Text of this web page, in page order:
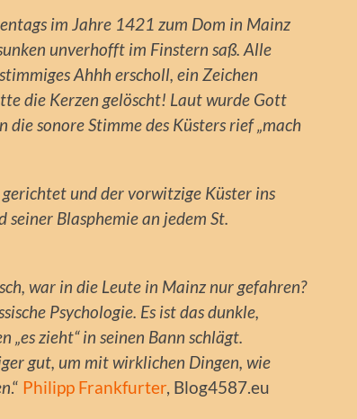
im Jahre 1421 zum Dom in Mainz
unverhofft im Finstern saß. Alle
Ahhh erscholl, ein Zeichen
die Kerzen gelöscht! Laut wurde Gott
sonore Stimme des Küsters rief „mach
und der vorwitzige Küster ins
Blasphemie an jedem St.
war in die Leute in Mainz nur gefahren?
Psychologie. Es ist das dunkle,
„es zieht“ in seinen Bann schlägt.
gut, um mit wirklichen Dingen, wie
.“ Philipp Frankfurter, Blog4587.eu